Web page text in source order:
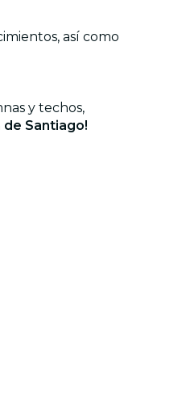
así como
y techos,
Santiago!